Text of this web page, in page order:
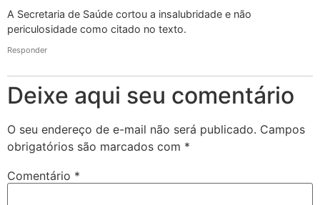
A Secretaria de Saúde cortou a insalubridade e não
periculosidade como citado no texto.
Responder
Deixe aqui seu comentário
O seu endereço de e-mail não será publicado. Campos
obrigatórios são marcados com *
Comentário *